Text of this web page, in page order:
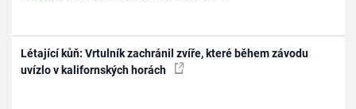
Létající kůň: Vrtulník zachránil zvíře, které během závodu
uvízlo v kalifornských horách